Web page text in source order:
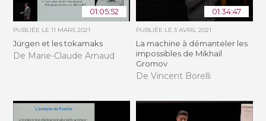
01:05:52
PUBLIÉE LE11 MARS 2021
Jürgen et les tokamaks
De Marie-Claude Arnaud
01:34:47
PUBLIÉE LE 3 AVRIL 2021
La machine à démanteler les
impossibles de Mikhaïl
Gromov
De Vincent Borelli